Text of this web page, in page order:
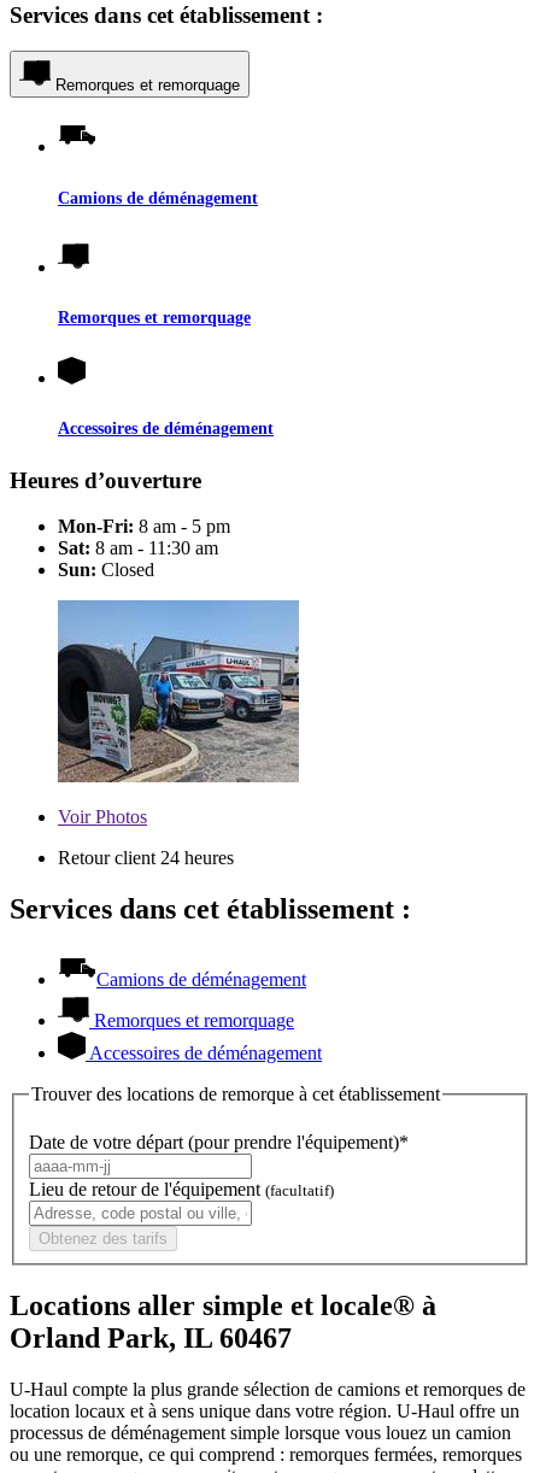
Services dans cet établissement :
Remorques et remorquage
Camions de déménagement
Remorques et remorquage
Accessoires de déménagement
Heures d’ouverture
Mon-Fri: 8 am - 5 pm
Sat: 8 am - 11:30 am
Sun: Closed
VoirPhotos
Retour client 24 heures
Services dans cet établissement :
Camions de déménagement
Remorques et remorquage
Accessoires de déménagement
Trouver des locations de remorque à cet établissement
Date de votre départ (pour prendre l'équipement)*
Lieu de retour de l'équipement (facultatif)
Obtenez des tarifs
Locations aller simple et locale® à
Orland Park, IL 60467
U-Haul compte la plus grande sélection de camions et remorques de
location locaux et à sens unique dans votre région. U-Haul offre un
processus de déménagement simple lorsque vous louez un camion
ou une remorque, ce qui comprend : remorques fermées, remorques